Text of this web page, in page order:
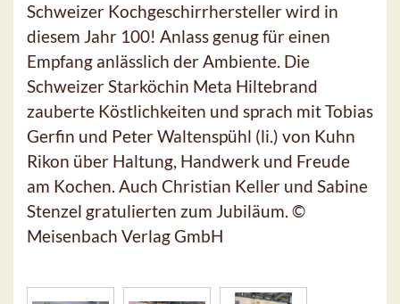
Schweizer Kochgeschirrhersteller wird in
diesem Jahr 100! Anlass genug für einen
Empfang anlässlich der Ambiente. Die
Schweizer Starköchin Meta Hiltebrand
zauberte Köstlichkeiten und sprach mit Tobias
Gerfin und Peter Waltenspühl (li.) von Kuhn
Rikon über Haltung, Handwerk und Freude
am Kochen. Auch Christian Keller und Sabine
Stenzel gratulierten zum Jubiläum. ©
Meisenbach Verlag GmbH